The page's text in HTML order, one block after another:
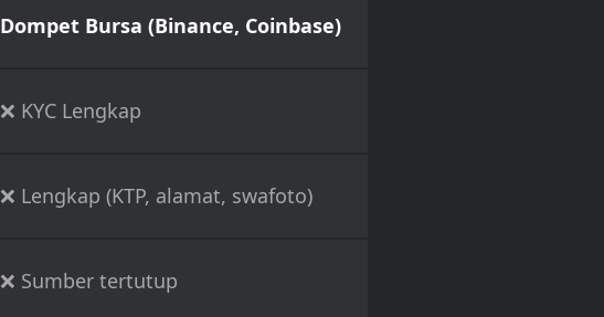
Dompet Bursa (Binance, Coinbase)
❌ KYC Lengkap
❌ Lengkap (KTP, alamat, swafoto)
❌ Sumber tertutup